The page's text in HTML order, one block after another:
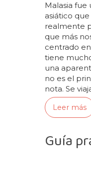
Malasia fue
asiático
realmente
que más
centrado
tiene
una
no es el
nota. Se
agradece.
Leer más
Guía